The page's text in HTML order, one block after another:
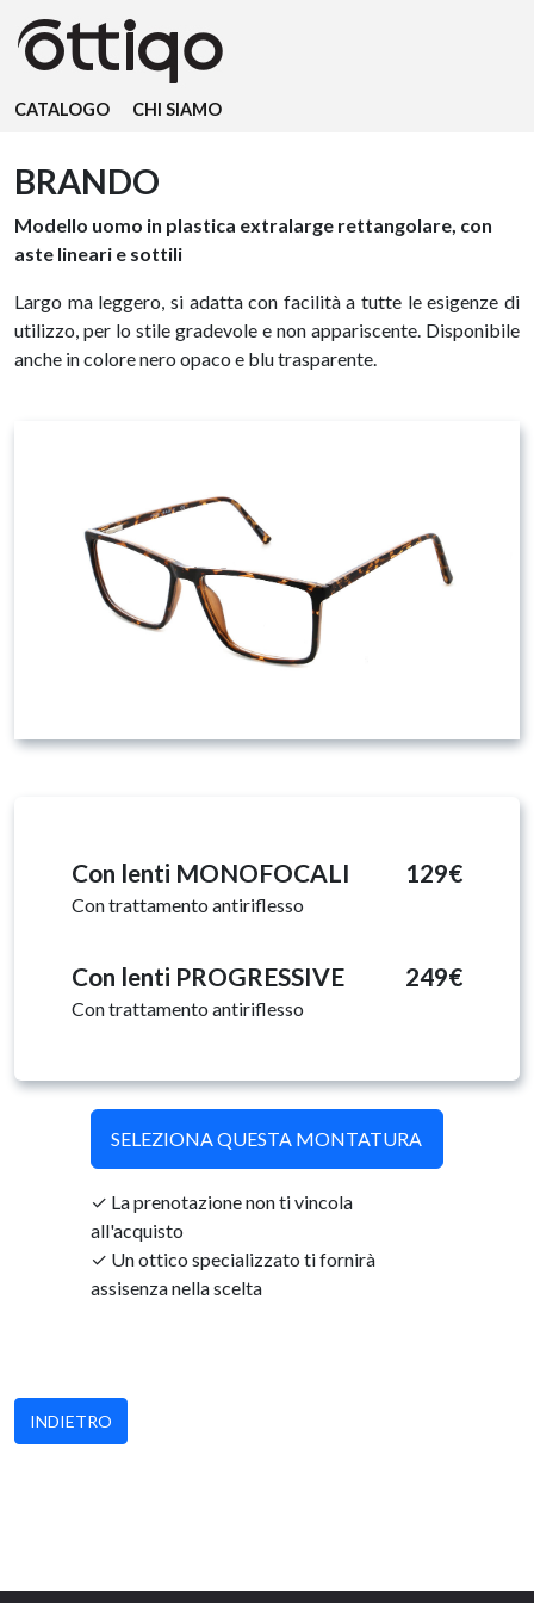
CATALOGO CHI SIAMO
BRANDO
Modello uomo in plastica extralarge rettangolare, con
aste lineari e sottili
Largo ma leggero, si adatta con facilità a tutte le esigenze di
utilizzo, per lo stile gradevole e non appariscente. Disponibile
anche in colore nero opaco e blu trasparente.
Con lenti MONOFOCALI
Con trattamento antiriflesso
129€
Con lenti PROGRESSIVE
Con trattamento antiriflesso
249€
SELEZIONA QUESTA MONTATURA
La prenotazione non ti vincola
all'acquisto
Un ottico specializzato ti fornirà
assisenza nella scelta
INDIETRO